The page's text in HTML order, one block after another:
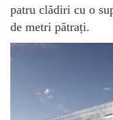
patru clădiri cu o
de metri pătrați.